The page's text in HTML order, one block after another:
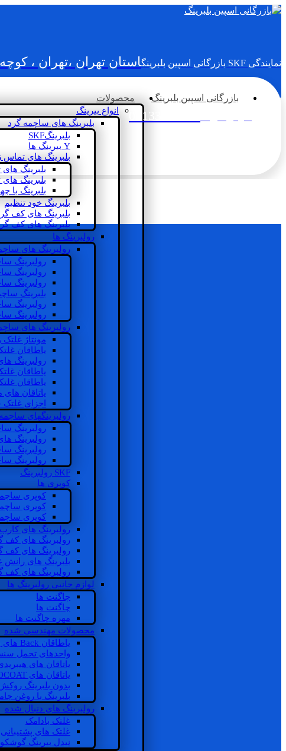
نمایندگی SKF بازرگانی اسپین بلبرینگ استان تهران ،تهران ،
02133936833
بازرگانی اسپین بلبرینگ محصولات
انواع بیرینگ
بلبرینگ های ساچمه گرد
بلبرینگSKF
Y بیرینگ ها
بلبرینگ های تماس
بلبرینگ
بلبرینگ
بلبرینگ با
بلبرینگ خود تنظیم
بلبرینگ های کف
بلبرینگ های کف
رولبرینگ ها
رولبرینگ های
رولبرینگ
رولبرینگ
رولبرینگ
بلبرینگ
رولبرینگ
رولبرینگ
رولبرینگ های
مونتاژ
یاطاقان
رولبرینگ
یاطاقان
یاطاقان
یاتاقان
اجزای
رولبرینگهای
رولبرینگ
رولبرینگ
رولبرینگ
رولبرینگ
SKF رولبرینگ
کوپری ها
کوپری
کوپری
کوپری
رولبرینگ های کارب
رولبرینگ های کف
رولبرینگ های
بلبرینگ های
رولبرینگ های کف
لوازم جانبی رولبرینگ ها
چاگنت ها
چاگنت ها
مهره چاگنت ها
محصولات مهندسی شده
یاطاقان Back های پشتی
واحدهای تحمل
یاتاقان های
یاتاقان های INSOCOAT
بدون بلبرینگ روکش
بلبرینگ با روغن
رولبرینگ های دنبال شده
غلتک بادامک
غلتک های پشتیبانی
نیدل بیرینگ